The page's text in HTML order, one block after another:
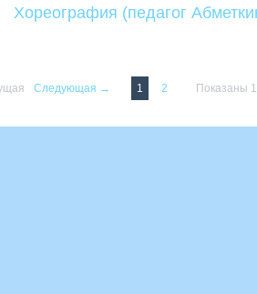
Хореография (педагог
Следующая → 1 2 Показаны